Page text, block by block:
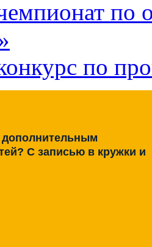
по
по
С записью в кружки и